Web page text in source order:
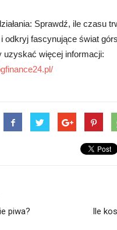
Sprawdź, ile czasu
odkryj fascynujące świat
uzyskać więcej informacji:
piwa?
Ile